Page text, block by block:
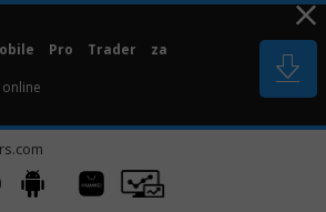
Pro Trader za
Android
Huawei
AppGallery
Pro
Trader